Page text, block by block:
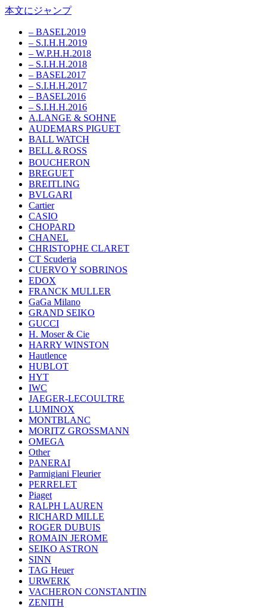
本文にジャンプ
– BASEL2019
– S.I.H.H.2019
– W.P.H.H.2018
– S.I.H.H.2018
– BASEL2017
– S.I.H.H.2017
– BASEL2016
– S.I.H.H.2016
A.LANGE & SOHNE
AUDEMARS PIGUET
BALL WATCH
BELL＆ROSS
BOUCHERON
BREGUET
BREITLING
BVLGARI
Cartier
CASIO
CHOPARD
CHANEL
CHRISTOPHE CLARET
CT Scuderia
CUERVO Y SOBRINOS
EDOX
FRANCK MULLER
GaGa Milano
GRAND SEIKO
GUCCI
H. Moser & Cie
HARRY WINSTON
Hautlence
HUBLOT
HYT
IWC
JAEGER-LECOULTRE
LUMINOX
MONTBLANC
MORITZ GROSSMANN
OMEGA
Other
PANERAI
Parmigiani Fleurier
PERRELET
Piaget
RALPH LAUREN
RICHARD MILLE
ROGER DUBUIS
ROMAIN JEROME
SEIKO ASTRON
SINN
TAG Heuer
URWERK
VACHERON CONSTANTIN
ZENITH